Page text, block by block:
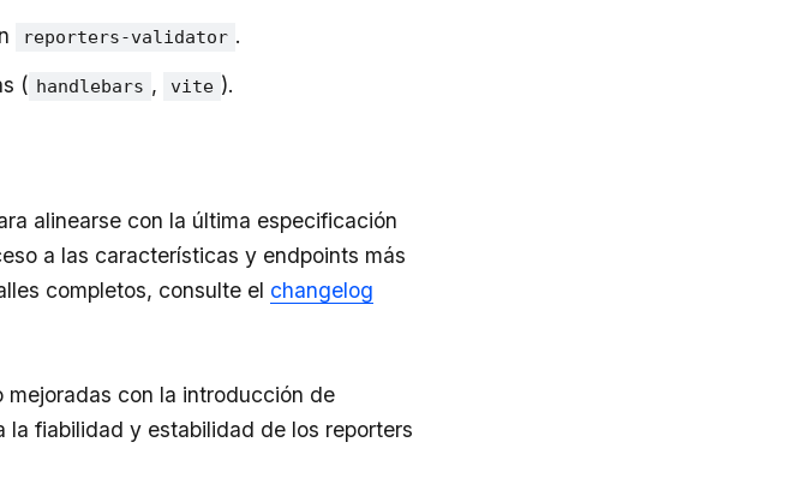
reporters-validator .
( handlebars , vite ).
alinearse con la última especificación
a las características y endpoints más
completos, consulte el changelog
con la introducción de
la fiabilidad y estabilidad de los reporters